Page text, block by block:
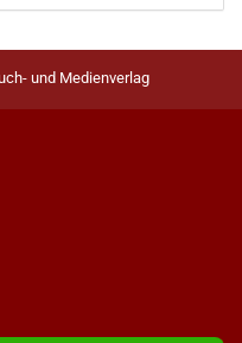
und Medienverlag